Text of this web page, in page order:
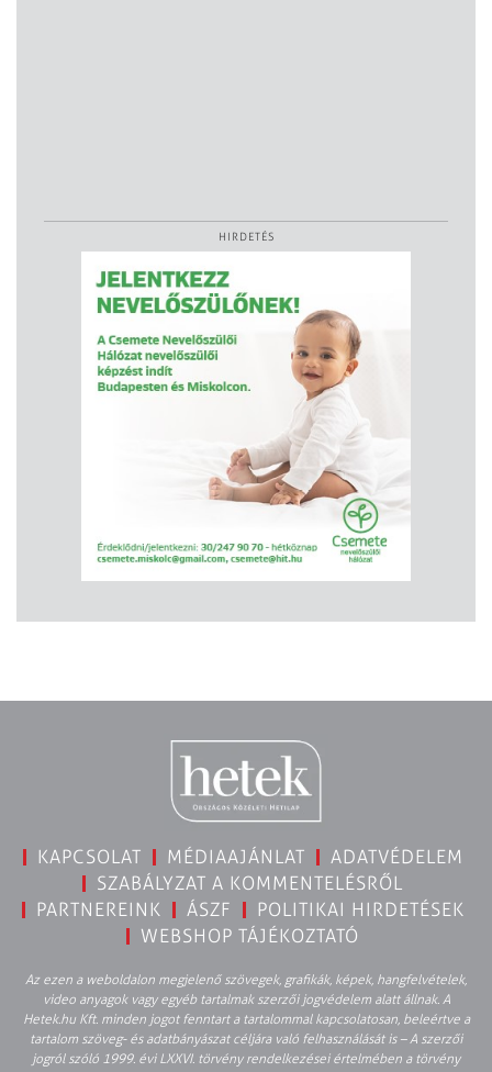
HIRDETÉS
KAPCSOLAT MÉDIAAJÁNLAT
ADATVÉDELEM
SZABÁLYZAT A KOMMENTELÉSRŐL
PARTNEREINK
ÁSZF
POLITIKAI HIRDETÉSEK
WEBSHOP TÁJÉKOZTATÓ
Az ezen a weboldalon megjelenő szövegek, grafikák, képek, hangfelvételek,
video anyagok vagy egyéb tartalmak szerzői jogvédelem alatt állnak. A
Hetek.hu Kft. minden jogot fenntart a tartalommal kapcsolatosan, beleértve a
tartalom szöveg- és adatbányászat céljára való felhasználását is – A szerzői
jogról szóló 1999. évi LXXVI. törvény rendelkezései értelmében a törvény